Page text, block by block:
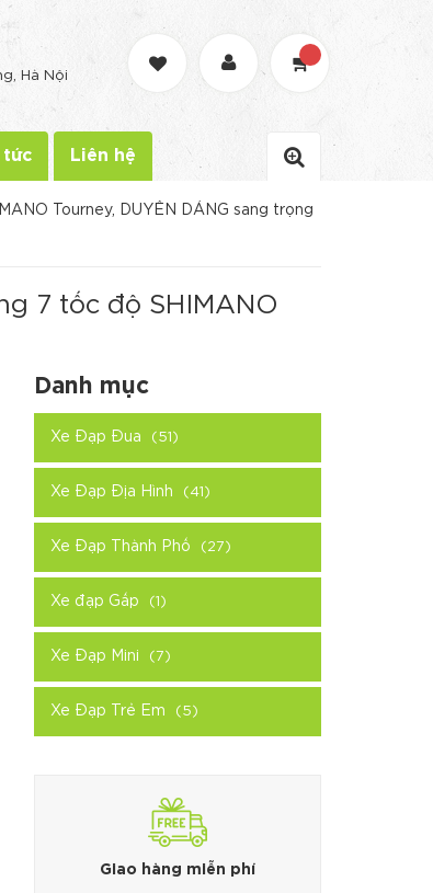
Hà Nội
tức Liên hệ
Tourney, DUYÊN DÁNG sang trọng
7 tốc độ SHIMANO
Danh mục
Xe Đạp Đua (51)
Xe Đạp Địa Hình (41)
Xe Đạp Thành Phố (27)
Xe đạp Gấp (1)
Xe Đạp Mini (7)
Xe Đạp Trẻ Em (5)
Giao hàng miễn phí